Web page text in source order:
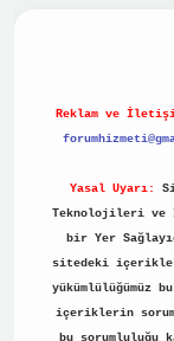
Reklam ve
Yasal Uyarı:
Teknolojileri ve
bir Yer
sitedeki
yükümlülüğümüz
içeriklerin
bu